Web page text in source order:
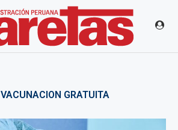
VACUNACION GRATUITA